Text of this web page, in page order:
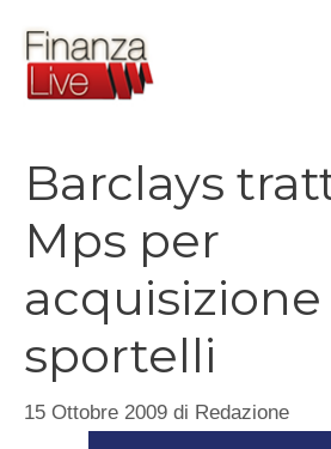
contenuto
Barclays
Mps per
acquisizione
sportelli
15 Ottobre 2009 di Redazione